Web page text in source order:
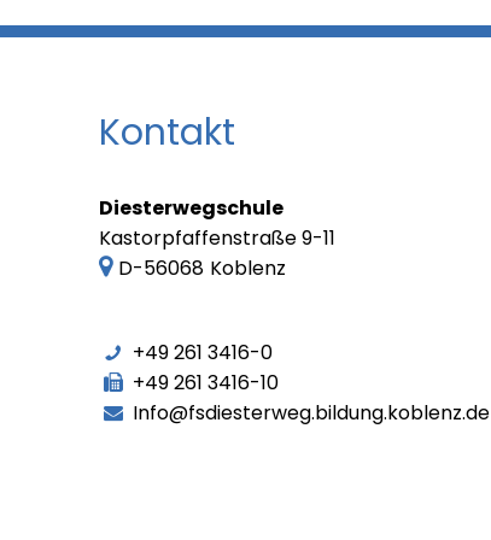
Kontakt
Diesterwegschule
Kastorpfaffenstraße 9-11
D-56068 Koblenz
+49 261 3416-0
+49 261 3416-10
Info@fsdiesterweg.bildung.koblenz.de